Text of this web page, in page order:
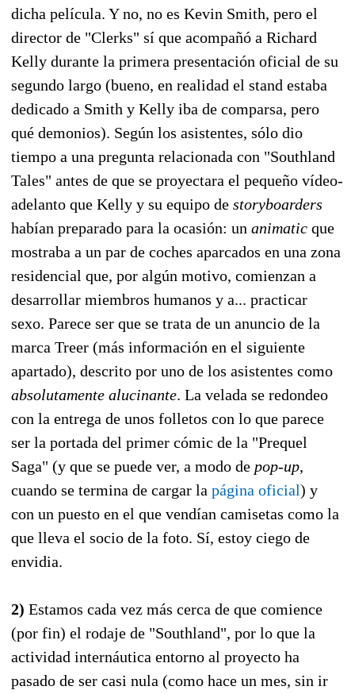
dicha película. Y no, no es Kevin Smith, pero el
director de "Clerks" sí que acompañó a Richard
Kelly durante la primera presentación oficial de su
segundo largo (bueno, en realidad el stand estaba
dedicado a Smith y Kelly iba de comparsa, pero
qué demonios). Según los asistentes, sólo dio
tiempo a una pregunta relacionada con "Southland
Tales" antes de que se proyectara el pequeño vídeo-
adelanto que Kelly y su equipo de storyboarders
habían preparado para la ocasión: un animatic que
mostraba a un par de coches aparcados en una zona
residencial que, por algún motivo, comienzan a
desarrollar miembros humanos y a... practicar
sexo. Parece ser que se trata de un anuncio de la
marca Treer (más información en el siguiente
apartado), descrito por uno de los asistentes como
absolutamente alucinante. La velada se redondeo
con la entrega de unos folletos con lo que parece
ser la portada del primer cómic de la "Prequel
Saga" (y que se puede ver, a modo de pop-up,
cuando se termina de cargar la página oficial) y
con un puesto en el que vendían camisetas como la
que lleva el socio de la foto. Sí, estoy ciego de
envidia.
2) Estamos cada vez más cerca de que comience
(por fin) el rodaje de "Southland", por lo que la
actividad internáutica entorno al proyecto ha
pasado de ser casi nula (como hace un mes, sin ir